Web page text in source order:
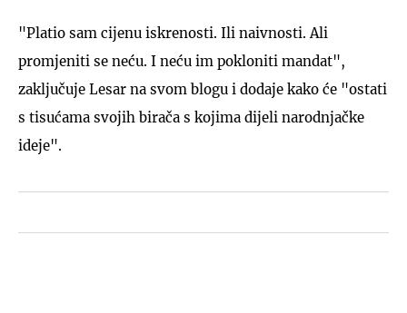
"Platio sam cijenu iskrenosti. Ili naivnosti. Ali
promjeniti se neću. I neću im pokloniti mandat",
zaključuje Lesar na svom blogu i dodaje kako će "ostati
s tisućama svojih birača s kojima dijeli narodnjačke
ideje".